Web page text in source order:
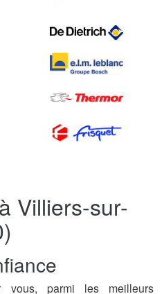
Villiers-sur-
vous, parmi les meilleurs